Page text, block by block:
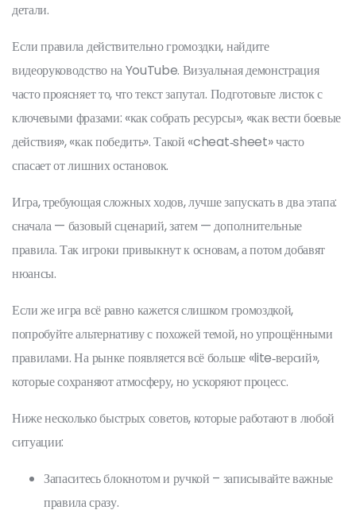
детали.
Если правила действительно громоздки, найдите
видеоруководство на YouTube. Визуальная демонстрация
часто проясняет то, что текст запутал. Подготовьте листок с
ключевыми фразами: «как собрать ресурсы», «как вести боевые
действия», «как победить». Такой «cheat‑sheet» часто
спасает от лишних остановок.
Игра, требующая сложных ходов, лучше запускать в два этапа:
сначала — базовый сценарий, затем — дополнительные
правила. Так игроки привыкнут к основам, а потом добавят
нюансы.
Если же игра всё равно кажется слишком громоздкой,
попробуйте альтернативу с похожей темой, но упрощёнными
правилами. На рынке появляется всё больше «lite‑версий»,
которые сохраняют атмосферу, но ускоряют процесс.
Ниже несколько быстрых советов, которые работают в любой
ситуации:
Запаситесь блокнотом и ручкой – записывайте важные
правила сразу.